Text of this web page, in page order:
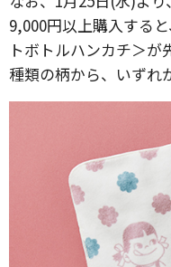
9,000円以上購入する
トボトルハンカチ＞
種類の柄から、いずれ